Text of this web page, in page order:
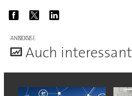
ANZEIGE
Auch interessant